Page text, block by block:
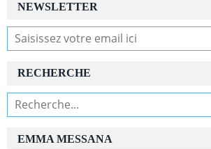
NEWSLETTER
RECHERCHE
EMMA MESSANA